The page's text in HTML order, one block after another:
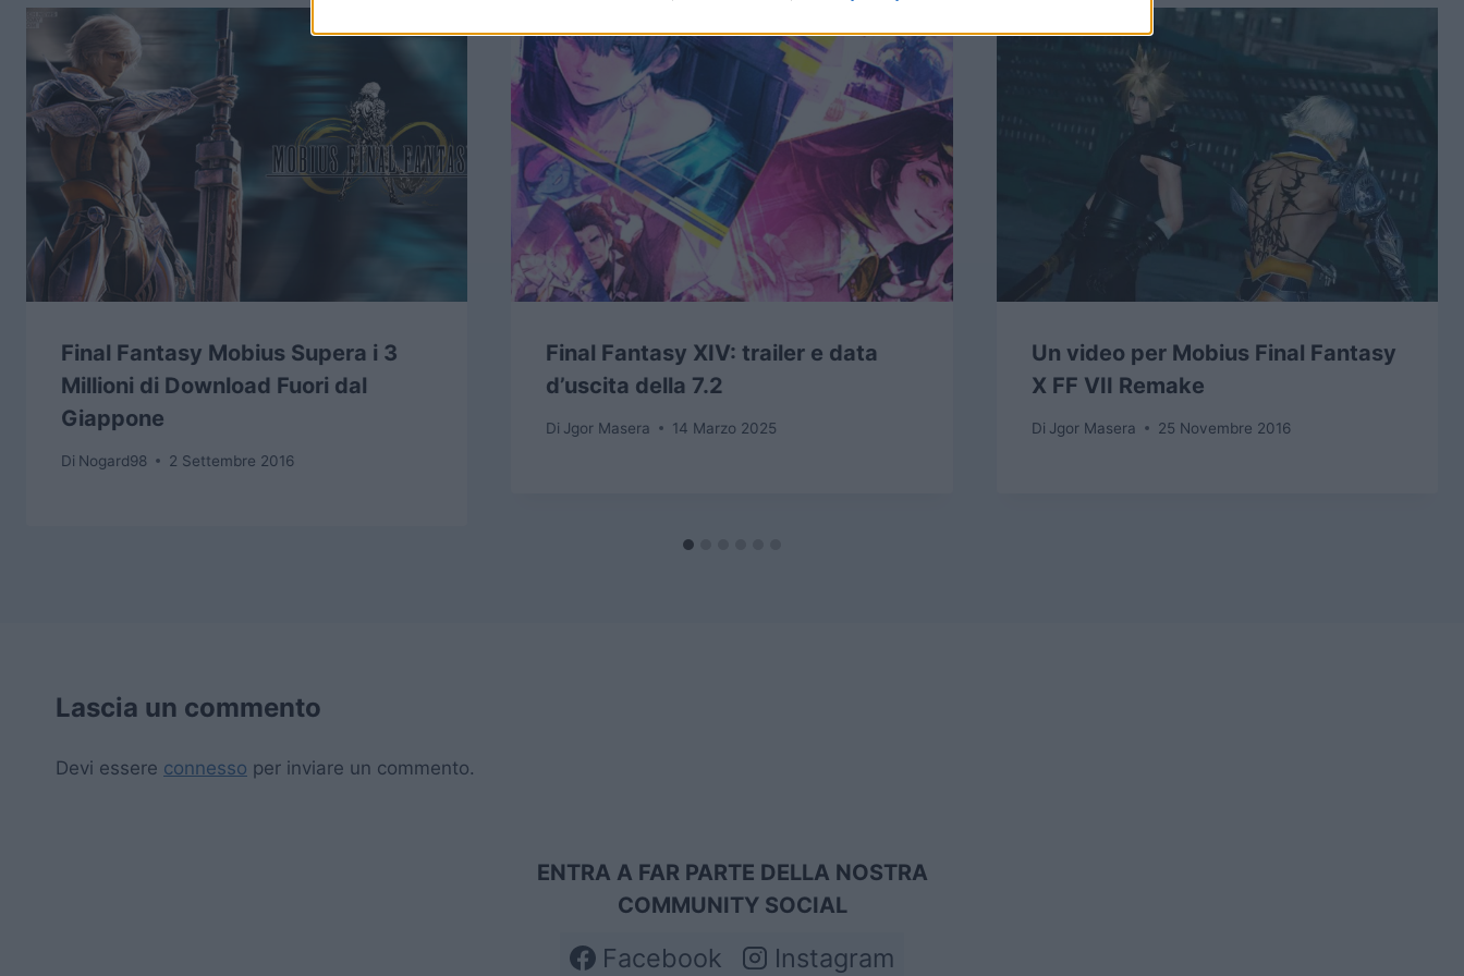
Final Fantasy Mobius Supera i 3
Millioni di Download Fuori dal
Giappone
Di Nogard98 2 Settembre 2016
Final Fantasy XIV: trailer e data
d’uscita della 7.2
Di Jgor Masera 14 Marzo 2025
Un video per Mobius Final Fantasy
X FF VII Remake
Di Jgor Masera 25 Novembre 2016
Lascia un commento
Devi essere connesso per inviare un commento.
ENTRA A FAR PARTE DELLA NOSTRA
COMMUNITY SOCIAL
Facebook Instagram